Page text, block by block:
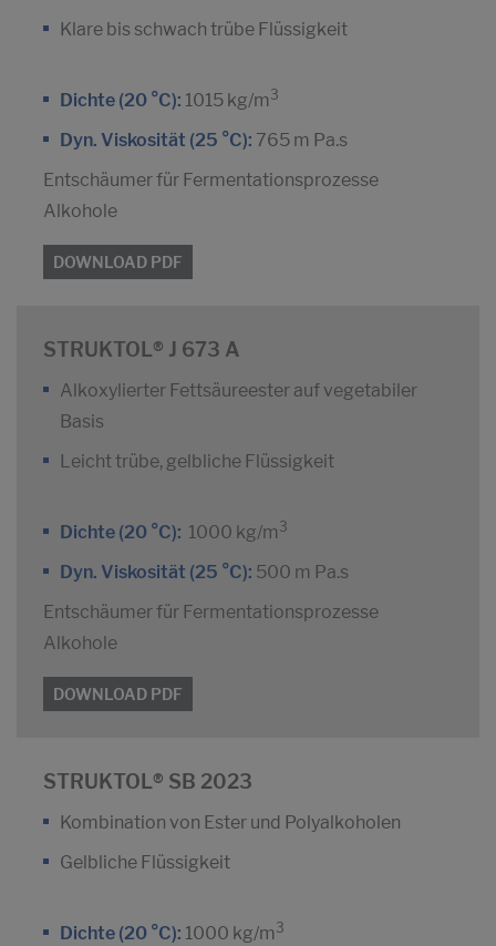
Klare bis schwach trübe Flüssigkeit
Dichte (20 °C): 1015 kg/m 3
Dyn. Viskosität (25 °C): 765 m Pa.s
Entschäumer für Fermentationsprozesse
Alkohole
DOWNLOAD PDF
STRUKTOL® J 673 A
Alkoxylierter Fettsäureester auf vegetabiler
Basis
Leicht trübe, gelbliche Flüssigkeit
Dichte (20 °C): 1000 kg/m 3
Dyn. Viskosität (25 °C): 500 m Pa.s
Entschäumer für Fermentationsprozesse
Alkohole
DOWNLOAD PDF
STRUKTOL® SB 2023
Kombination von Ester und Polyalkoholen
Gelbliche Flüssigkeit
Dichte (20 °C): 1000 kg/m 3